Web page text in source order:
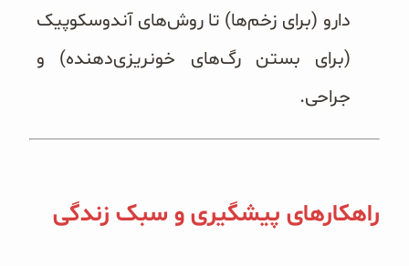
دارو (برای زخم‌ها) تا روش‌های آندوسکوپیک
(برای بستن رگ‌های خونریزی‌دهنده) و
جراحی.
راهکارهای پیشگیری و سبک زندگی